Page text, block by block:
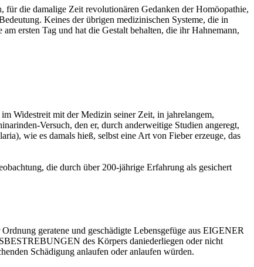
für die damalige Zeit revolutionären Gedanken der Homöopathie,
Keines der übrigen medizinischen Systeme, die in
ersten Tag und hat die Gestalt behalten, die ihr Hahnemann,
Widestreit mit der Medizin seiner Zeit, in jahrelangem,
Versuch, den er, durch anderweitige Studien angeregt,
wie es damals hieß, selbst eine Art von Fieber erzeuge, das
die durch über 200-jährige Erfahrung als gesichert
geratene und geschädigte Lebensgefüge aus EIGENER
des Körpers daniederliegen oder nicht
Schädigung anlaufen oder anlaufen würden.